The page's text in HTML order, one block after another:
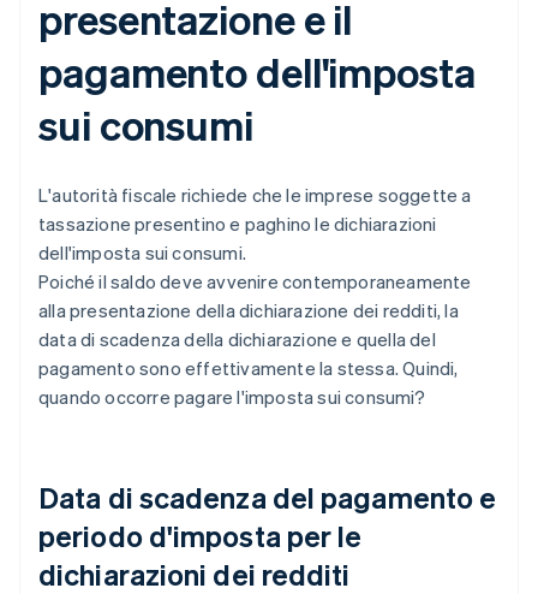
presentazione e il
pagamento dell'imposta
sui consumi
L'autorità fiscale richiede che le imprese soggette a
tassazione presentino e paghino le dichiarazioni
dell'imposta sui consumi.
Poiché il saldo deve avvenire contemporaneamente
alla presentazione della dichiarazione dei redditi, la
data di scadenza della dichiarazione e quella del
pagamento sono effettivamente la stessa. Quindi,
quando occorre pagare l'imposta sui consumi?
Data di scadenza del pagamento e
periodo d'imposta per le
dichiarazioni dei redditi